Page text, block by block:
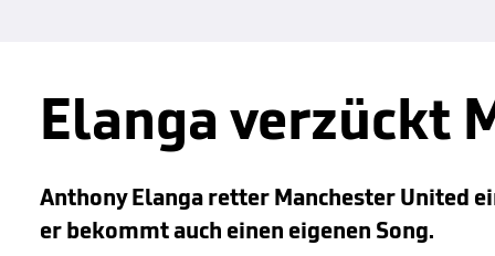
Elanga verzückt
Anthony Elanga retter Manchester United
er bekommt auch einen eigenen Song.